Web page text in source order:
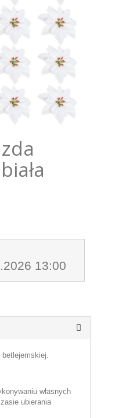
13:00
betlejemskiej.
własnych
ubierania